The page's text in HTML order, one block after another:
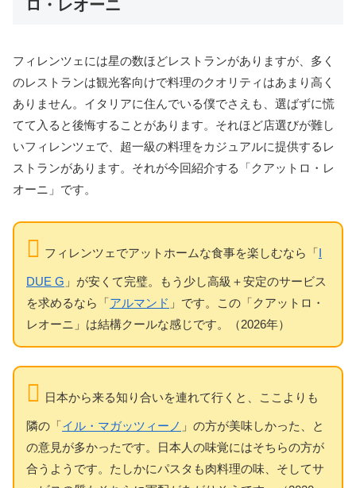
ロ・レオーニ
フィレンツェには星の数ほどレストランがありますが、多く
のレストランは観光客向けで料理のクオリティはあまり高く
ありません。イタリアに住んでいる僕でさえも、選ばずに慌
てて入ると後悔することがあります。それほど店選びが難し
いフィレンツェで、超一級の料理をカジュアルに提供するレ
ストランがあります。それが今回紹介する「クアットロ・レ
オーニ」です。
フィレンツェでアットホームな食事を楽しむなら「I
DUE G 」が安くて完璧。もう少し高級＋安定のサービス
を求めるなら「アルマンド 」です。この「クアットロ・
レオーニ」は結構クールな感じです。（2026年）
日本から来る知り合いを連れて行くと、ここよりも
隣の「イル・マガッツィーノ 」の方が美味しかった、と
の意見が多かったです。日本人の味覚にはそちらの方が
合うようです。たしかにパスタも肉料理の味、そしてサ